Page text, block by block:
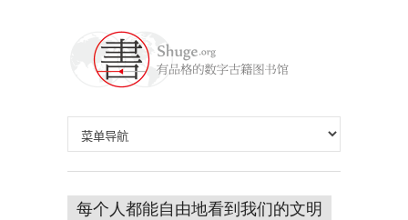
每个人都能自由地看到我们的文明